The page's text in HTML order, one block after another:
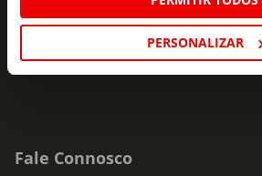
PERSONALIZAR
Fale Connosco